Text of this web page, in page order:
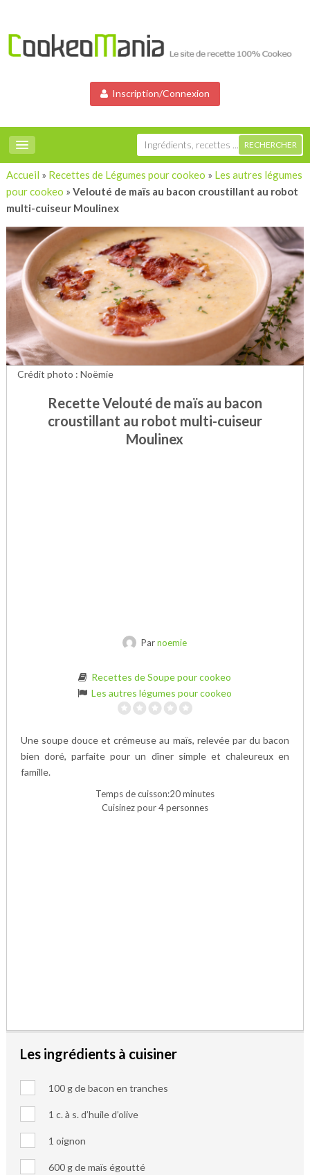
Inscription/Connexion
Accueil » Recettes de Légumes pour cookeo » Les autres légumes
pour cookeo » Velouté de maïs au bacon croustillant au robot
multi-cuiseur Moulinex
Recette Velouté de maïs au bacon
croustillant au robot multi-cuiseur
Moulinex
Parnoemie
Recettes de Soupe pour cookeo
Les autres légumes pour cookeo
Une soupe douce et crémeuse au maïs, relevée par du bacon
bien doré, parfaite pour un dîner simple et chaleureux en
famille.
Temps de cuisson:20 minutes
Cuisinez pour 4 personnes
Crédit photo : Noëmie
Les ingrédients à cuisiner
100 g de bacon en tranches
1 c. à s. d’huile d’olive
1 oignon
600 g de maïs égoutté